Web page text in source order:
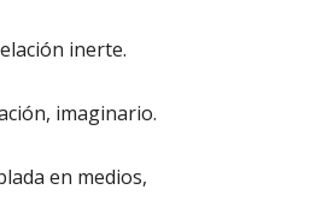
inerte.
imaginario.
en medios,